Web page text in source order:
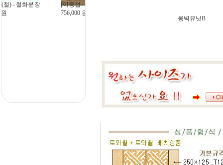
부용화(철) - 철화분장
43,200
옹벽유닛B